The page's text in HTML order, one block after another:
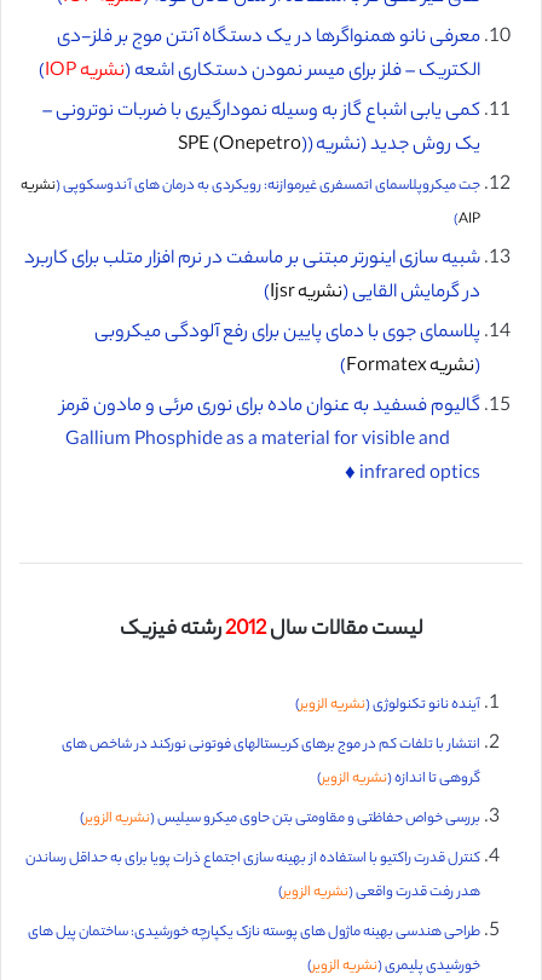
معرفی نانو همنواگرها در یک دستگاه آنتن موج بر فلز-دی
الکتریک – فلز برای میسر نمودن دستکاری اشعه (نشریه IOP
)
کمی یابی اشباع گاز به وسیله نمودارگیری با ضربات نوترونی –
یک روش جدید (نشریه ( SPE (Onepetro)
جت میکروپلاسمای اتمسفری غیرموازنه: رویکردی به درمان های آندوسکوپی (نشریه
AIP
)
شبیه سازی اینورتر مبتنی بر ماسفت در نرم افزار متلب برای کاربرد
در گرمایش القایی (نشریه Ijsr
)
پلاسمای جوی با دمای پایین برای رفع آلودگی میکروبی
(نشریه Formatex
)
گالیوم فسفید به عنوان ماده برای نوری مرئی و مادون قرمز
Gallium Phosphide as a material for visible and
infrared optics ♦️
لیست مقالات سال2012رشته فیزیک
آینده نانو تکنولوژی (نشریه الزویر)
انتشار با تلفات کم در موج برهای کریستالهای فوتونی نورکند در شاخص های
گروهی تا اندازه (نشریه الزویر)
بررسی خواص حفاظتی و مقاومتی بتن حاوی میکرو سیلیس (نشریه الزویر)
کنترل قدرت راکتیو با استفاده از بهینه سازی اجتماع ذرات پویا برای به حداقل رساندن
هدر رفت قدرت واقعی (نشریه الزویر)
طراحی هندسی بهینه ماژول های پوسته نازک یکپارچه خورشیدی: ساختمان پیل های
خورشیدی پلیمری (نشریه الزویر)